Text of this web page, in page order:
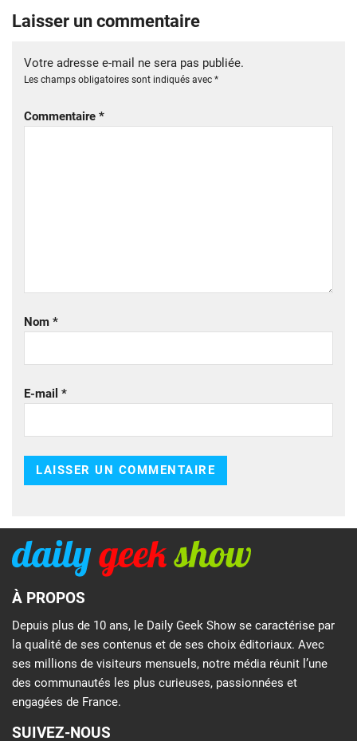
Laisser un commentaire
Votre adresse e-mail ne sera pas publiée.
Les champs obligatoires sont indiqués avec *
Commentaire *
Nom *
E-mail *
À PROPOS
Depuis plus de 10 ans, le Daily Geek Show se caractérise par
la qualité de ses contenus et de ses choix éditoriaux. Avec
ses millions de visiteurs mensuels, notre média réunit l’une
des communautés les plus curieuses, passionnées et
engagées de France.
SUIVEZ-NOUS